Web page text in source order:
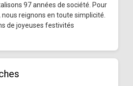
97 années de société. Pour
nous reignons en toute simplicité.
de joyeuses festivités